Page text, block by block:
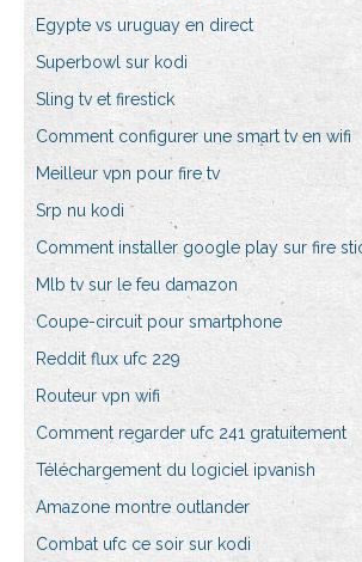
Egypte vs uruguay en direct
Superbowl sur kodi
Sling tv et firestick
Comment configurer une smart tv en wifi
Meilleur vpn pour fire tv
Srp nu kodi
Comment installer google play sur fire
Mlb tv sur le feu damazon
Coupe-circuit pour smartphone
Reddit flux ufc 229
Routeur vpn wifi
Comment regarder ufc 241 gratuitement
Téléchargement du logiciel ipvanish
Amazone montre outlander
Combat ufc ce soir sur kodi